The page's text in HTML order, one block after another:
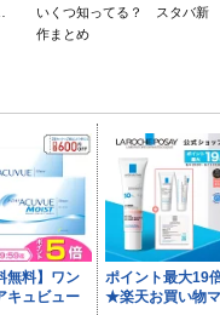
いくつ知ってる？ スタバ新
作まとめ